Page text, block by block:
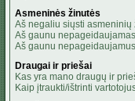
Asmeninės žinutės
Aš negaliu siųsti asmeninių
Aš gaunu
Aš gaunu
Draugai ir priešai
Kas yra mano draugų ir
Kaip įtraukti/ištrinti